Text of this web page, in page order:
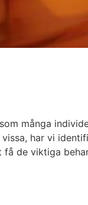
många
har vi
de viktiga